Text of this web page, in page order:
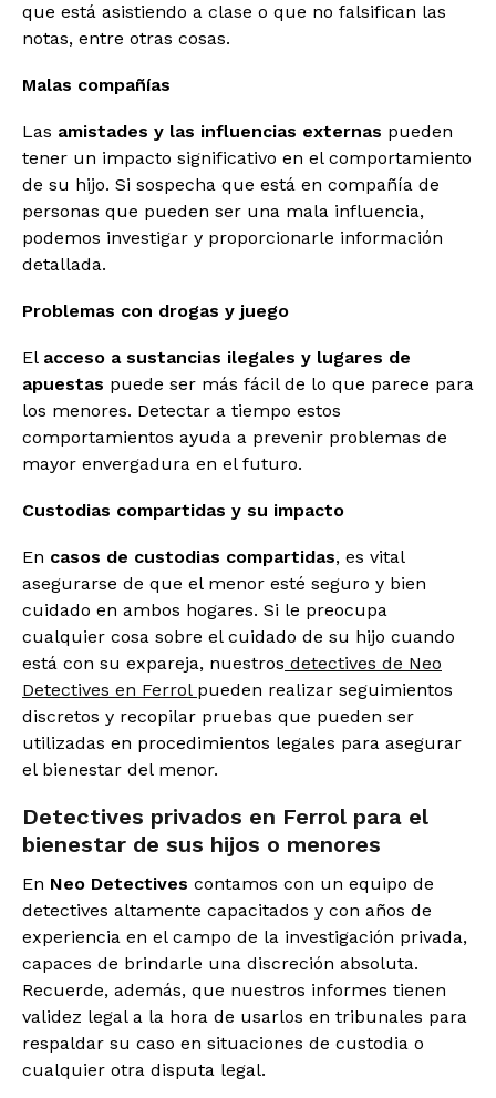
que está asistiendo a clase o que no falsifican las
notas, entre otras cosas.
Malas compañías
Las amistades y las influencias externas pueden
tener un impacto significativo en el comportamiento
de su hijo. Si sospecha que está en compañía de
personas que pueden ser una mala influencia,
podemos investigar y proporcionarle información
detallada.
Problemas con drogas y juego
El acceso a sustancias ilegales y lugares de
apuestas puede ser más fácil de lo que parece para
los menores. Detectar a tiempo estos
comportamientos ayuda a prevenir problemas de
mayor envergadura en el futuro.
Custodias compartidas y su impacto
En casos de custodias compartidas, es vital
asegurarse de que el menor esté seguro y bien
cuidado en ambos hogares. Si le preocupa
cualquier cosa sobre el cuidado de su hijo cuando
está con su expareja, nuestros detectives de Neo
Detectives en Ferrol pueden realizar seguimientos
discretos y recopilar pruebas que pueden ser
utilizadas en procedimientos legales para asegurar
el bienestar del menor.
Detectives privados en Ferrol para el
bienestar de sus hijos o menores
En Neo Detectives contamos con un equipo de
detectives altamente capacitados y con años de
experiencia en el campo de la investigación privada,
capaces de brindarle una discreción absoluta.
Recuerde, además, que nuestros informes tienen
validez legal a la hora de usarlos en tribunales para
respaldar su caso en situaciones de custodia o
cualquier otra disputa legal.